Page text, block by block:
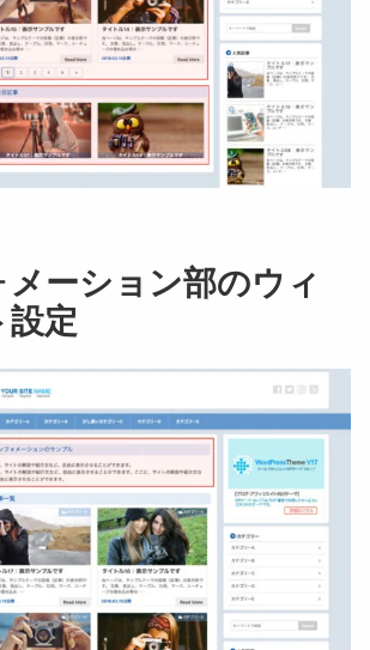
ーション部のウィ
設定